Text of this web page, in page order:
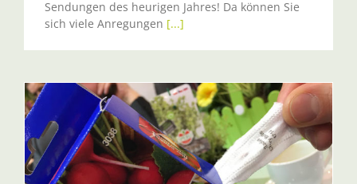
Sendungen des heurigen Jahres! Da können Sie
sich viele Anregungen [...]